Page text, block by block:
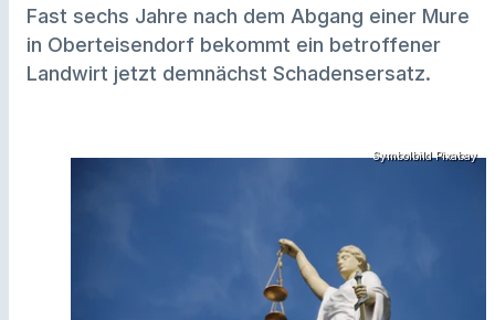
Fast sechs Jahre nach dem Abgang einer Mure
in Oberteisendorf bekommt ein betroffener
Landwirt jetzt demnächst Schadensersatz.
Symbolbild Pixabay